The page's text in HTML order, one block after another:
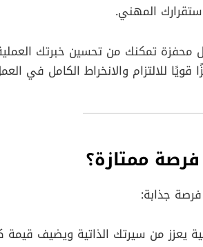
المهني.
محفزة تمكنك من تحسين خبرتك
قويًا للالتزام والانخراط الكامل في
ممتازة؟
جذابة:
يعزز من سيرتك الذاتية ويضيف قيمة